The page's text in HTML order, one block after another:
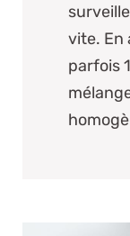
vite. En
parfois